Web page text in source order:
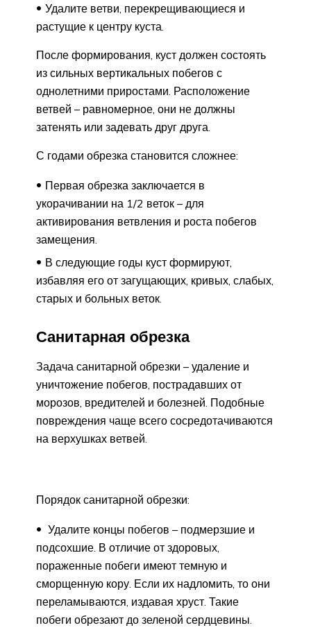
Удалите ветви, перекрещивающиеся и
растущие к центру куста.
После формирования, куст должен состоять
из сильных вертикальных побегов с
однолетними приростами. Расположение
ветвей – равномерное, они не должны
затенять или задевать друг друга.
С годами обрезка становится сложнее:
Первая обрезка заключается в
укорачивании на 1/2 веток – для
активирования ветвления и роста побегов
замещения.
В следующие годы куст формируют,
избавляя его от загущающих, кривых, слабых,
старых и больных веток.
Санитарная обрезка
Задача санитарной обрезки – удаление и
уничтожение побегов, пострадавших от
морозов, вредителей и болезней. Подобные
повреждения чаще всего сосредотачиваются
на верхушках ветвей.
Порядок санитарной обрезки:
Удалите концы побегов – подмерзшие и
подсохшие. В отличие от здоровых,
пораженные побеги имеют темную и
сморщенную кору. Если их надломить, то они
переламываются, издавая хруст. Такие
побеги обрезают до зеленой сердцевины.